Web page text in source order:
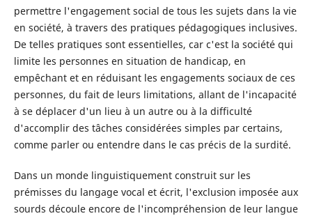
permettre l'engagement social de tous les sujets dans la vie
en société, à travers des pratiques pédagogiques inclusives.
De telles pratiques sont essentielles, car c'est la société qui
limite les personnes en situation de handicap, en
empêchant et en réduisant les engagements sociaux de ces
personnes, du fait de leurs limitations, allant de l'incapacité
à se déplacer d'un lieu à un autre ou à la difficulté
d'accomplir des tâches considérées simples par certains,
comme parler ou entendre dans le cas précis de la surdité.
Dans un monde linguistiquement construit sur les
prémisses du langage vocal et écrit, l'exclusion imposée aux
sourds découle encore de l'incompréhension de leur langue